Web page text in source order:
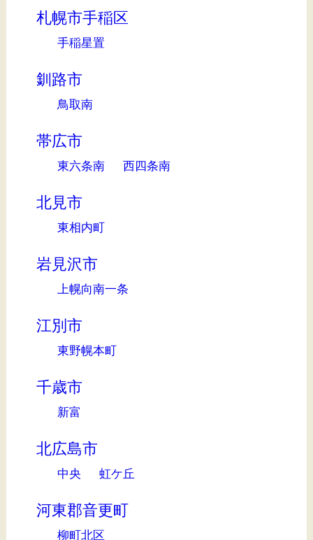
札幌市手稲区
手稲星置
釧路市
鳥取南
帯広市
東六条南 西四条南
北見市
東相内町
岩見沢市
上幌向南一条
江別市
東野幌本町
千歳市
新富
北広島市
中央 虹ケ丘
河東郡音更町
柳町北区